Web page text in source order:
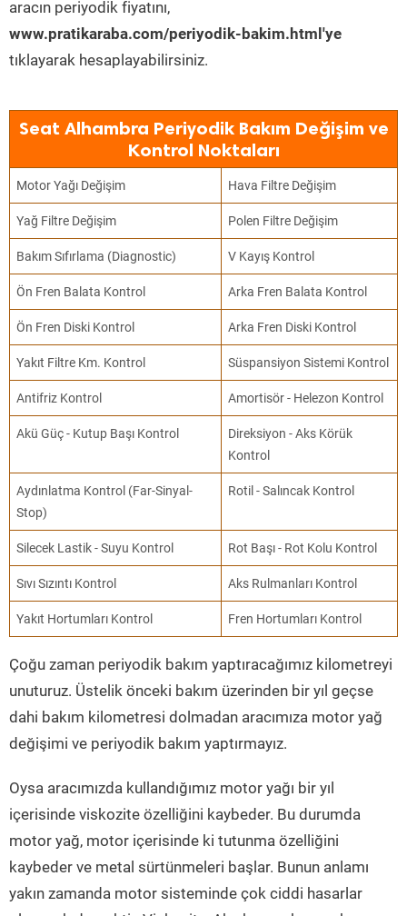
aracın periyodik fiyatını,
www.pratikaraba.com/periyodik-bakim.html'ye
tıklayarak hesaplayabilirsiniz.
Seat Alhambra Periyodik Bakım Değişim ve
Kontrol Noktaları
Motor Yağı Değişim Hava Filtre Değişim
Yağ Filtre Değişim Polen Filtre Değişim
Bakım Sıfırlama (Diagnostic) V Kayış Kontrol
Ön Fren Balata Kontrol Arka Fren Balata Kontrol
Ön Fren Diski Kontrol Arka Fren Diski Kontrol
Yakıt Filtre Km. Kontrol Süspansiyon Sistemi Kontrol
Antifriz Kontrol Amortisör - Helezon Kontrol
Akü Güç - Kutup Başı Kontrol
Direksiyon - Aks Körük
Kontrol
Aydınlatma Kontrol (Far-Sinyal-
Stop)
Rotil - Salıncak Kontrol
Silecek Lastik - Suyu Kontrol Rot Başı - Rot Kolu Kontrol
Sıvı Sızıntı Kontrol Aks Rulmanları Kontrol
Yakıt Hortumları Kontrol Fren Hortumları Kontrol
Çoğu zaman periyodik bakım yaptıracağımız kilometreyi
unuturuz. Üstelik önceki bakım üzerinden bir yıl geçse
dahi bakım kilometresi dolmadan aracımıza motor yağ
değişimi ve periyodik bakım yaptırmayız.
Oysa aracımızda kullandığımız motor yağı bir yıl
içerisinde viskozite özelliğini kaybeder. Bu durumda
motor yağ, motor içerisinde ki tutunma özelliğini
kaybeder ve metal sürtünmeleri başlar. Bunun anlamı
yakın zamanda motor sisteminde çok ciddi hasarlar